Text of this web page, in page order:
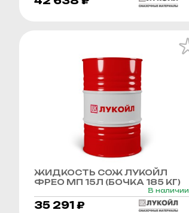
ЖИДКОСТЬ СОЖ ЛУКОЙЛ
ФРЕО МП 15Л (БОЧКА 185 КГ)
В наличии
35 291 ₽